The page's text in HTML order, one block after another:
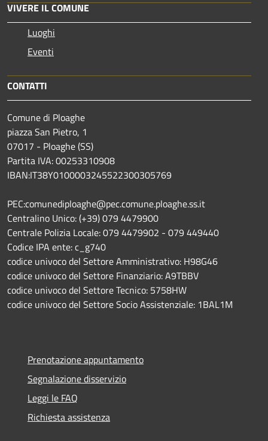
VIVERE IL COMUNE
Luoghi
Eventi
CONTATTI
Comune di Ploaghe
piazza San Pietro, 1
07017 - Ploaghe (SS)
Partita IVA: 00253310908
IBAN:IT38Y0100003245522300305769
PEC:comunediploaghe@pec.comune.ploaghe.ss.it
Centralino Unico: (+39) 079 4479900
Centrale Polizia Locale: 079 4479902 - 079 449440
Codice IPA ente: c_g740
codice univoco del Settore Amministrativo: H98G46
codice univoco del Settore Finanziario: A9TBBV
codice univoco del Settore Tecnico: 5758HW
codice univoco del Settore Socio Assistenziale: 1BAL1M
Prenotazione appuntamento
Segnalazione disservizio
Leggi le FAQ
Richiesta assistenza